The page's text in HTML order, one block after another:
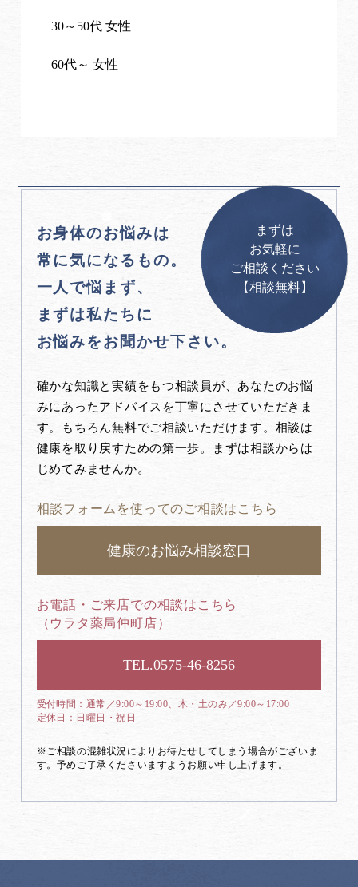
30～50代 女性
60代～ 女性
お身体のお悩みは
常に気になるもの。
一人で悩まず、
まずは私たちに
お悩みをお聞かせ下さい。
確かな知識と実績をもつ相談員が、あなたのお悩
みにあったアドバイスを丁寧にさせていただきま
す。もちろん無料でご相談いただけます。相談は
健康を取り戻すための第一歩。まずは相談からは
じめてみませんか。
相談フォームを使ってのご相談はこちら
健康のお悩み相談窓口
お電話・ご来店での相談はこちら
（ウラタ薬局仲町店）
0575-46-8256
通常／9:00～19:00、木・土のみ／9:00～17:00
日曜日・祝日
※ご相談の混雑状況によりお待たせしてしまう場合がございま
す。予めご了承くださいますようお願い申し上げます。
まずは
お気軽に
ご相談ください
【相談無料】